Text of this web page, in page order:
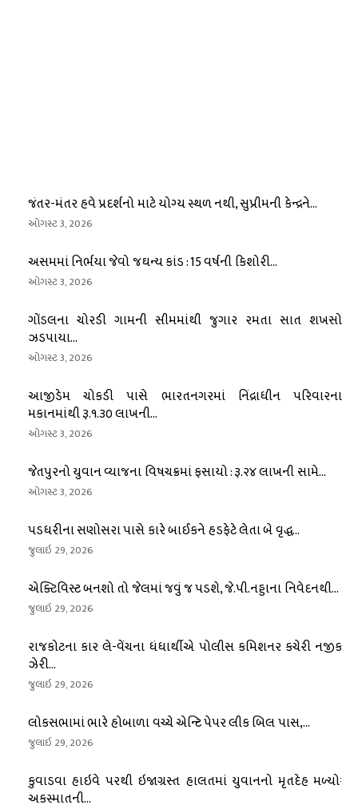
જંતર-મંતર હવે પ્રદર્શનો માટે યોગ્ય સ્થળ નથી, સુપ્રીમની કેન્દ્રને...
ઓગસ્ટ 3, 2026
અસમમાં નિર્ભયા જેવો જઘન્ય કાંડ : 15 વર્ષની કિશોરી...
ઓગસ્ટ 3, 2026
ગોંડલના ચોરડી ગામની સીમમાંથી જુગાર રમતા સાત શખસો
ઝડપાયા...
ઓગસ્ટ 3, 2026
આજીડેમ ચોકડી પાસે ભારતનગરમાં નિંદ્રાધીન પરિવારના
મકાનમાંથી રૂ.૧.૩૦ લાખની...
ઓગસ્ટ 3, 2026
જેતપુરનો યુવાન વ્યાજના વિષચક્રમાં ફસાયો : રૂ.૨૪ લાખની સામે...
ઓગસ્ટ 3, 2026
પડધરીના સણોસરા પાસે કારે બાઈકને હડફેટે લેતા બે વૃદ્ધ...
જુલાઇ 29, 2026
એક્ટિવિસ્ટ બનશો તો જેલમાં જવું જ પડશે, જે.પી.નડ્ડાના નિવેદનથી...
જુલાઇ 29, 2026
રાજકોટના કાર લે-વેંચના ધંધાર્થીએ પોલીસ કમિશનર કચેરી નજીક
ઝેરી...
જુલાઇ 29, 2026
લોકસભામાં ભારે હોબાળા વચ્ચે એન્ટિ પેપર લીક બિલ પાસ,...
જુલાઇ 29, 2026
કુવાડવા હાઇવે પરથી ઇજાગ્રસ્ત હાલતમાં યુવાનનો મૃતદેહ મળ્યોઃ
અકસ્માતની...